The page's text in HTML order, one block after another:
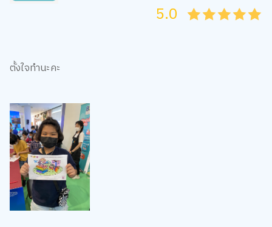
45
4
35
3
25
2
15
1
05
5.0
ตั้งใจทำนะคะ